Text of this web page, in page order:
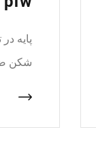
پایه
شکن